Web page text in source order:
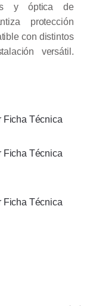
y óptica de
protección
con distintos
versátil.
Ficha Técnica
Ficha Técnica
Ficha Técnica